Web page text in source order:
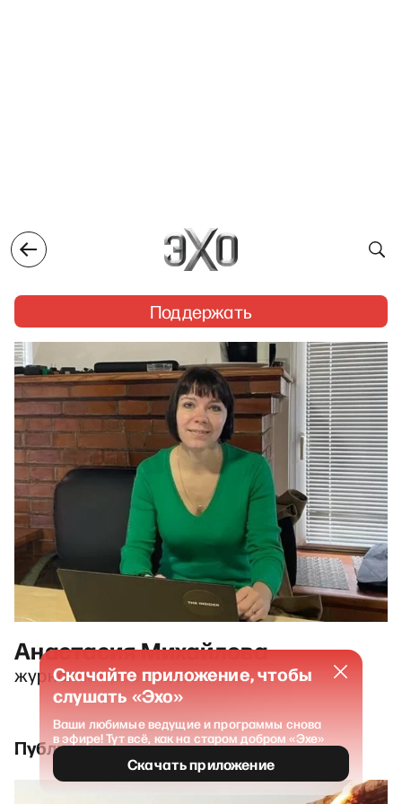
Поддержать
Анастасия Михайлова
журналист-расследователь
Публикации и выпуски
Скачайте приложение, чтобы
слушать «Эхо»
Ваши любимые ведущие и программы снова
в эфире! Тут всё, как на старом добром «Эхе»
Скачать приложение